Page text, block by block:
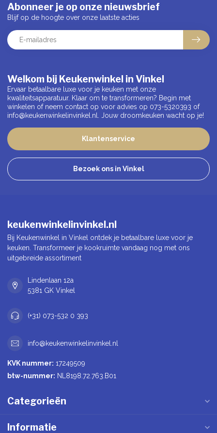
Welkom bij Keukenwinkel in Vinkel
Ervaar betaalbare luxe voor je keuken met onze
kwaliteitsapparatuur. Klaar om te transformeren? Begin met
winkelen of neem contact op voor advies op 073-5320393 of
info@keukenwinkelinvinkel.nl
. Jouw droomkeuken wacht op je!
Klantenservice
Bezoek ons in Vinkel
Abonneer je op onze nieuwsbrief
Blijf op de hoogte over onze laatste acties
keukenwinkelinvinkel.nl
Bij Keukenwinkel in Vinkel ontdek je betaalbare luxe voor je
keuken. Transformeer je kookruimte vandaag nog met ons
uitgebreide assortiment
Lindenlaan 12a
5381 GK Vinkel
(+31) 073-532 0 393
info@keukenwinkelinvinkel.nl
KVK nummer: 17249509
btw-nummer: NL8198.72.763.B01
Categorieën
Informatie